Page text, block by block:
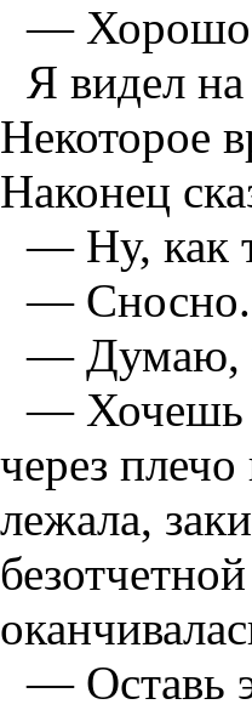
—
Я видел
Некоторое
Наконец
— Ну, как
— Сносно.
— Думаю,
— Хочешь
через
лежала,
— Оставь